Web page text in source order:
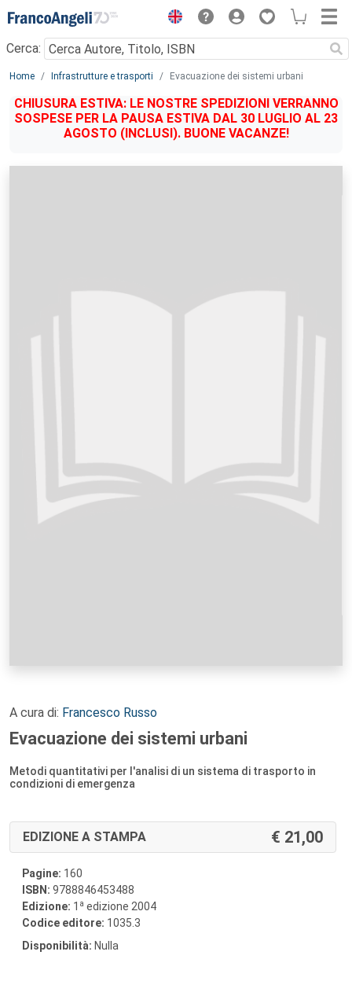
Menu
Cerca:
Main content
Home Infrastrutture e trasporti Evacuazione dei sistemi urbani
CHIUSURA ESTIVA: LE NOSTRE SPEDIZIONI VERRANNO
SOSPESE PER LA PAUSA ESTIVA DAL 30 LUGLIO AL 23
AGOSTO (INCLUSI). BUONE VACANZE!
A cura di: Francesco Russo
Evacuazione dei sistemi urbani
Metodi quantitativi per l'analisi di un sistema di trasporto in
condizioni di emergenza
EDIZIONE A STAMPA 21,00
Pagine: 160
ISBN: 9788846453488
Edizione: 1 a edizione 2004
Codice editore: 1035.3
Disponibilità: Nulla